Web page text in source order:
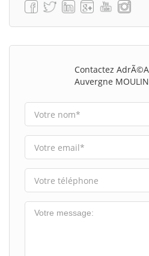
Contactez
Auvergne